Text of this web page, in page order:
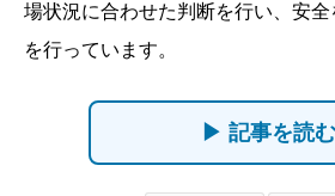
場状況に合わせた判断を行い、安
を行っています。
▶ 記事を読む